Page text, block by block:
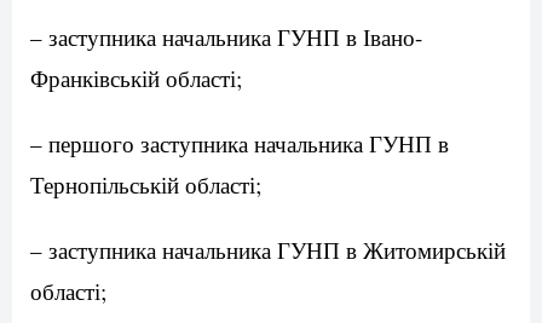
– заступника начальника ГУНП в Івано-
Франківській області;
– першого заступника начальника ГУНП в
Тернопільській області;
– заступника начальника ГУНП в Житомирській
області;